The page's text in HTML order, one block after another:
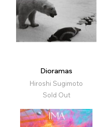
Dioramas
Hiroshi Sugimoto
Sold Out